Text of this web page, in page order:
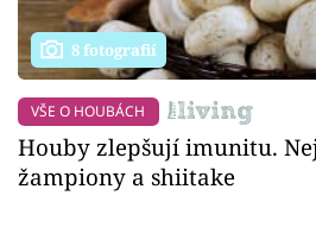
8 fotografií
VŠE O HOUBÁCH
Houby zlepšují imunitu.
žampiony a shiitake